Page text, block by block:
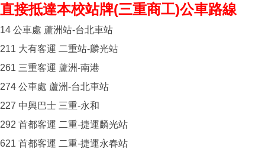
直接抵達本校站牌(三重商工)公車路線
14 公車處 蘆洲站-台北車站
211 大有客運 二重站-麟光站
261 三重客運 蘆洲-南港
274 公車處 蘆洲-台北車站
227 中興巴士 三重-永和
292 首都客運 二重-捷運麟光站
621 首都客運 二重-捷運永春站